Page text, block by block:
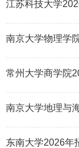
江苏科技大学
常州大学商学院
东南大学2026年